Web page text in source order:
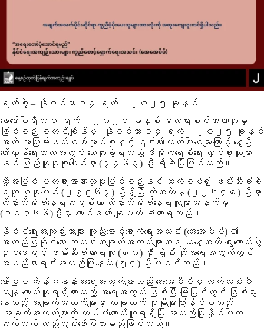
ရက်စွဲ – နိုဝင်ဘာ ၁၄ ရက်၊ ၂၀၂၅ ခုနှစ်
ဖေဖော်ဝါရီလ ၁ ရက်၊ ၂၀၂၁ ခုနှစ် မတရားစစ်အာဏာလုမှု
ဖြစ်စဉ် စတင်ချိန်မှ နိုဝင်ဘာ ၁၄ ရက်၊ ၂၀၂၅ ခုနှစ်
အထိ အကြမ်းဖက်စစ်အုပ်စုနှင့် ၎င်း၏လက်ပါးစေများကြောင့် နွေဦး
တော်လှန်ရေးကာလအတွင်း သေဆုံးခဲ့ရသည့် ဒီမိုကရေစီရေး လှုပ်ရှားသူများ
နှင့် ပြည်သူစုစုပေါင်းမှာ (၇၄၆၃) ဦး ရှိခဲ့ပြီဖြစ်သည်။
ထို့အပြင် မတရားအာဏာလုမှုဖြစ်စဉ်နှင့် ဆက်စပ်၍ ဖမ်းဆီးခံခဲ့
ရသူ စုစုပေါင်း (၂၉၉၆၇) ဦးရှိပြီး ထိုအထဲမှ (၂၂၆၄၈) ဦးမှာ
ထိန်းသိမ်းခံနေရဆဲဖြစ်ကာ ထိန်းသိမ်းခံနေရသူများအနက်မှ
(၁၁၃၆၆) ဦးမှာ ထောင်ဒဏ် ချမှတ် ခံထားရသည်။
နိုင်ငံရေးအကျဉ်းသားများ ကူညီစောင့်ရှောက်ရေးအသင်း (အေအေပီပီ) ၏
အတည်ပြုနိုင်သော သတင်းအချက်အလက်များအရ ယနေ့အထိ ရွေးကောက်ပွဲ
ဥပဒေဖြင့် ဖမ်းဆီးခံထားရသူ (၈၀) ဦး ရှိပြီး ထိုအရေအတွက်တွင်
အမည်စာရင်းအတည်ပြုနေဆဲ (၅၄) ဦးပါဝင်သည်။
ဖော်ပြပါ ကိန်းဂဏန်းအရေအတွက်များသည် အေအေပီပီမှ လက်လှမ်းမီ
သမျှ ကောက်ယူရရှိထားသည့် အရေအတွက် ဖြစ်ပြီး မြေပြင်တွင် ဖြစ်ပွား
နေသည့် အချက်အလက်များမှာ ယခုထက် ပိုမိုများပြားနိုင်ပါသည်။
အချက်အလက်များကို ထပ်မံကောက်ယူရရှိပြီး အတည်ပြုနိုင်ပါက
ဆက်လက် ထည့်သွင်းဖော်ပြသွားမည်ဖြစ်သည်။